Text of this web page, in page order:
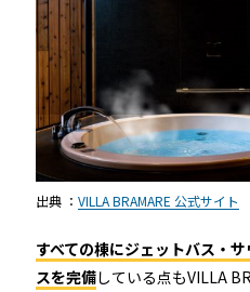
出典 ： VILLA BRAMARE 公式サイト
すべての棟にジェットバス・
スを完備している点もVILLA
店舗
オフィス
公共施設
その他の業種
中部
近畿
中国
四国
九州